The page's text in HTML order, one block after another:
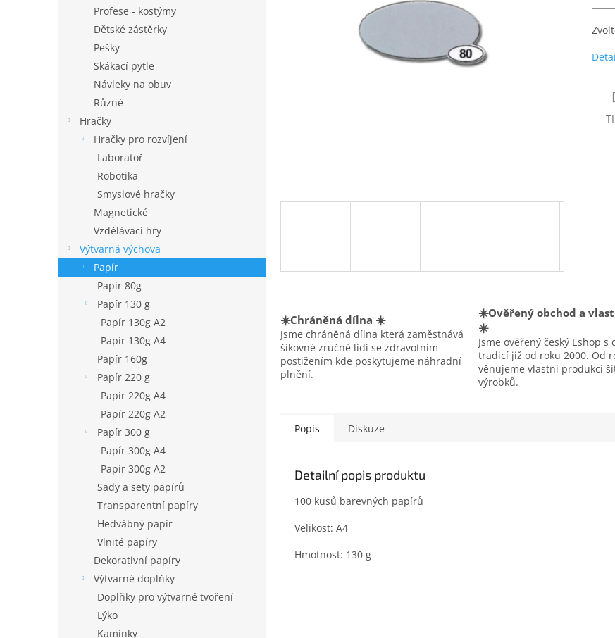
Profese - kostýmy
Dětské zástěrky
Pešky
Skákací pytle
Návleky na obuv
Různé
Hračky
Hračky pro rozvíjení
Laboratoř
Robotika
Smyslové hračky
Magnetické
Vzdělávací hry
Výtvarná výchova
Papír
Papír 80g
Papír 130 g
Papír 130g A2
Papír 130g A4
Papír 160g
Papír 220 g
Papír 220g A4
Papír 220g A2
Papír 300 g
Papír 300g A4
Papír 300g A2
Sady a sety papírů
Transparentní papíry
Hedvábný papír
Vlnité papíry
Dekorativní papíry
Výtvarné doplňky
Doplňky pro výtvarné tvoření
Lýko
Kamínky
☀️Chráněná dílna ☀️
Jsme chráněná dílna která zaměstnává
šikovné zručné lidi se zdravotním
postižením kde poskytujeme náhradní
plnění.
☀️Ověřený obchod a
☀️
Jsme ověřený český Eshop s
tradicí již od roku 2000. Od
věnujeme vlastní produkcí
výrobků.
Popis Diskuze
Detailní popis produktu
100 kusů barevných papírů
Velikost: A4
Hmotnost: 130 g